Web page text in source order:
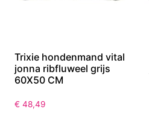
Trixie hondenmand vital
jonna ribfluweel grijs
60X50 CM
€ 48,49